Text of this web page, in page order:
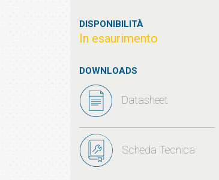
DISPONIBILITÀ
In esaurimento
DOWNLOADS
Datasheet
Scheda Tecnica